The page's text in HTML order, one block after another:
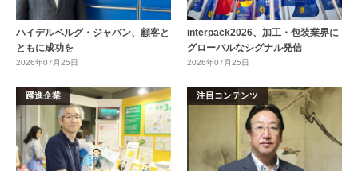
ハイデルベルグ・ジャパン、顧客と
ともに成功を
2026年07月25日
interpack2026、加工・包装業界に
グローバルなシグナル発信
2026年07月25日
躍進企業 注目コンテンツ